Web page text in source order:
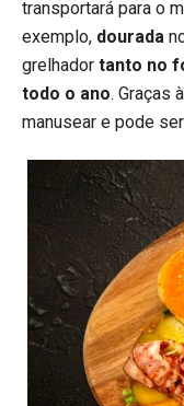
transportará para o
exemplo, dourada
grelhador tanto no
todo o ano. Graças
manusear e pode